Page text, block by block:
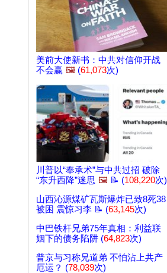
美前大使新书：中共对信仰开战
不会赢 🖼️ (61,073次)
川普以“奉承术”与中共过招 破除
“东升西降”迷思 🖼️ 📝 (108,220次)
山西沁源煤矿瓦斯爆炸已致8死38
被困 震惊习李 📝 (63,145次)
中巴铁杆兄弟75年真相：利益联
姻下的债务陷阱 (64,823次)
普京与习称兄道弟 不怕沾上共产
厄运？ (78,039次)